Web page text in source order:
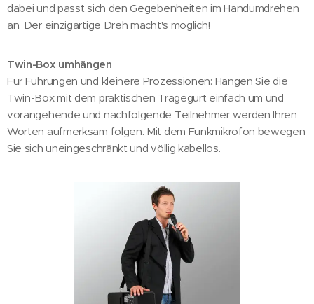
dabei und passt sich den Gegebenheiten im Handumdrehen
an. Der einzigartige Dreh macht's möglich!
Twin-Box umhängen
Für Führungen und kleinere Prozessionen: Hängen Sie die
Twin-Box mit dem praktischen Tragegurt einfach um und
vorangehende und nachfolgende Teilnehmer werden Ihren
Worten aufmerksam folgen. Mit dem Funkmikrofon bewegen
Sie sich uneingeschränkt und völlig kabellos.